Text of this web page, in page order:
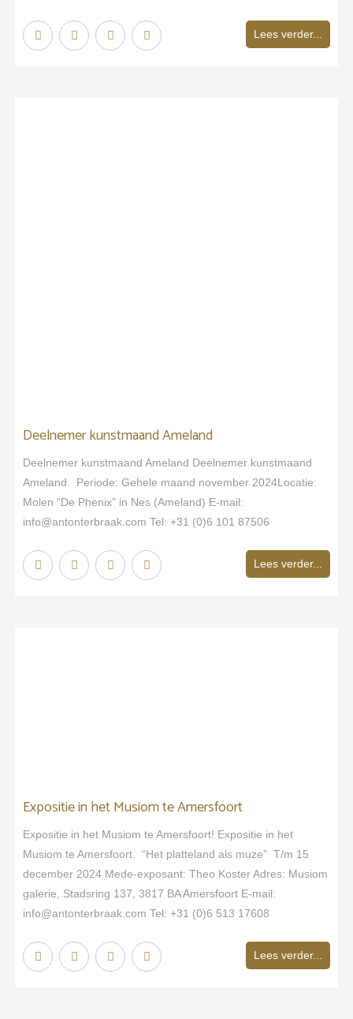
Lees verder...
Deelnemer kunstmaand Ameland
Deelnemer kunstmaand Ameland Deelnemer kunstmaand
Ameland. Periode: Gehele maand november 2024Locatie:
Molen “De Phenix” in Nes (Ameland) E-mail:
info@antonterbraak.com Tel: +31 (0)6 101 87506
Lees verder...
Expositie in het Musiom te Amersfoort
Expositie in het Musiom te Amersfoort! Expositie in het
Musiom te Amersfoort. “Het platteland als muze” T/m 15
december 2024 Mede-exposant: Theo Koster Adres: Musiom
galerie, Stadsring 137, 3817 BA Amersfoort E-mail:
info@antonterbraak.com Tel: +31 (0)6 513 17608
Lees verder...